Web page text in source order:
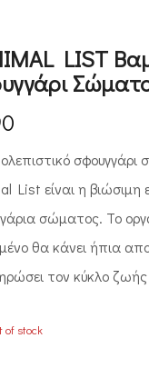
LIST
List είναι η βιώσιμη
σώματος. Το
θα κάνει ήπια
τον κύκλο
of stock